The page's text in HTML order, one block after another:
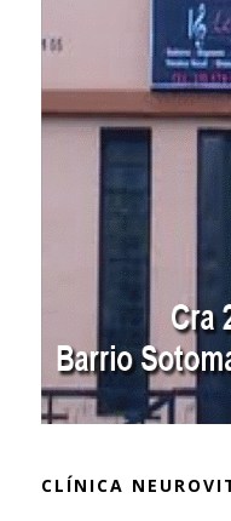
CLÍNICA